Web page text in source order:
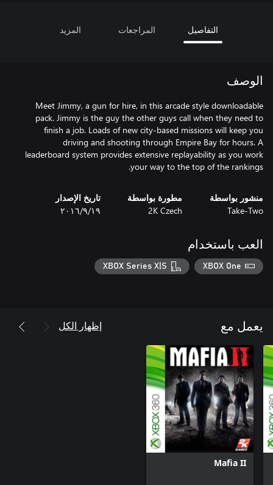
التفاصيل المراجعات المزيد
الوصف
Meet Jimmy, a gun for hire, in this arcade style downloadable
pack. Jimmy is the guy the other guys call when they need to
finish a job. Loads of new city-based missions will keep you
driving and shooting through Empire Bay for hours. A
leaderboard system provides extensive replayability as you work
your way to the top of the rankings.
منشور بواسطة
Take-Two
مطورة بواسطة
2K Czech
تاريخ الإصدار
١٩‏/٩‏/٢٠١٦
العب باستخدام
XBOX One
XBOX Series X|S
يعمل مع إظهار الكل
Mafia II